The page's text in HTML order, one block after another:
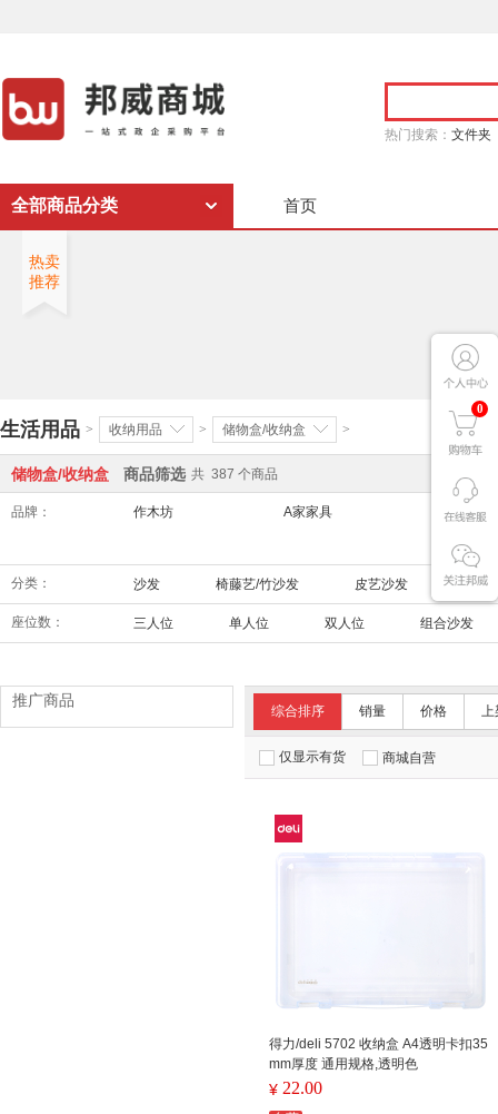
热门搜索： 文件夹
0
全部商品分类 首页
热卖
推荐
生活用品 > 收纳用品 > 储物盒/收纳盒 >
储物盒/收纳盒 商品筛选 共 387 个商品
品牌： 作木坊 A家家具 索菲亚
分类： 沙发 椅藤艺/竹沙发 皮艺沙发 功能
座位数： 三人位 单人位 双人位 组合沙发
综合排序 销量 价格 上
仅显示有货 商城自营
得力/deli 5702 收纳盒 A4透明卡扣35
mm厚度 通用规格,透明色
¥ 22.00
推广商品